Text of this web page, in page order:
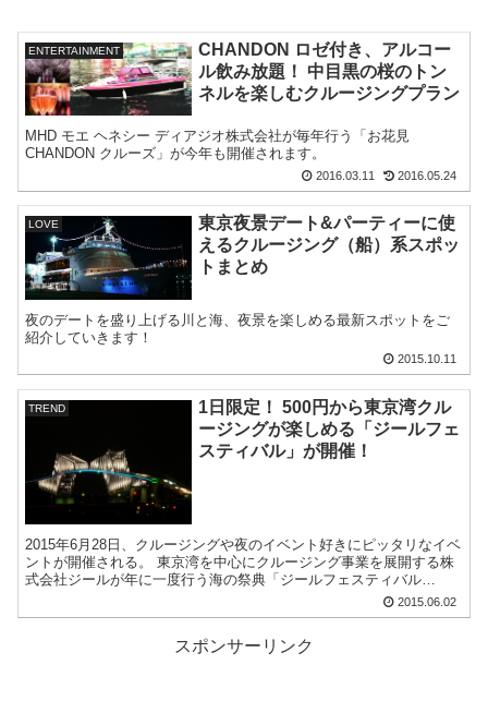
ENTERTAINMENT
CHANDON ロゼ付き、アルコー
ル飲み放題！ 中目黒の桜のトン
ネルを楽しむクルージングプラン
MHD モエ ヘネシー ディアジオ株式会社が毎年行う「お花見
CHANDON クルーズ」が今年も開催されます。
2016.03.11 2016.05.24
LOVE
東京夜景デート&パーティーに使
えるクルージング（船）系スポッ
トまとめ
夜のデートを盛り上げる川と海、夜景を楽しめる最新スポットをご
紹介していきます！
2015.10.11
TREND
1日限定！ 500円から東京湾クル
ージングが楽しめる「ジールフェ
スティバル」が開催！
2015年6月28日、クルージングや夜のイベント好きにピッタリなイベ
ントが開催される。 東京湾を中心にクルージング事業を展開する株
式会社ジールが年に一度行う海の祭典「ジールフェスティバル
2015.06.02
スポンサーリンク